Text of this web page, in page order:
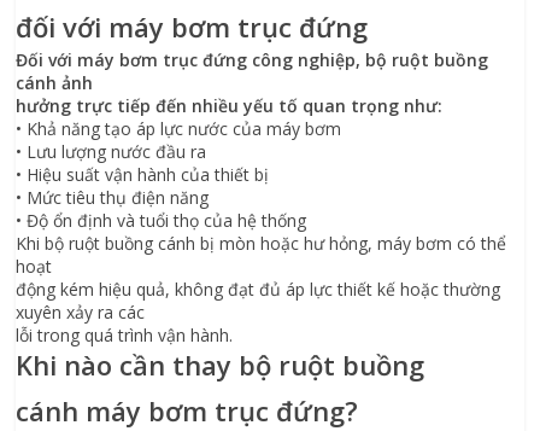
đối với máy bơm trục đứng
Đối với máy bơm trục đứng công nghiệp, bộ ruột buồng
cánh ảnh
hưởng trực tiếp đến nhiều yếu tố quan trọng như:
• Khả năng tạo áp lực nước của máy bơm
• Lưu lượng nước đầu ra
• Hiệu suất vận hành của thiết bị
• Mức tiêu thụ điện năng
• Độ ổn định và tuổi thọ của hệ thống
Khi bộ ruột buồng cánh bị mòn hoặc hư hỏng, máy bơm có thể
hoạt
động kém hiệu quả, không đạt đủ áp lực thiết kế hoặc thường
xuyên xảy ra các
lỗi trong quá trình vận hành.
Khi nào cần thay bộ ruột buồng
cánh máy bơm trục đứng?